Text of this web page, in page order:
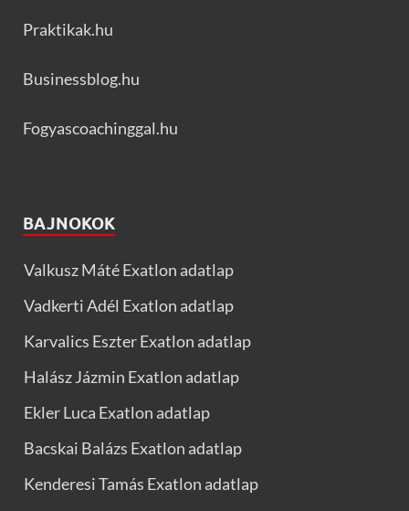
Praktikak.hu
Businessblog.hu
Fogyascoachinggal.hu
BAJNOKOK
Valkusz Máté Exatlon adatlap
Vadkerti Adél Exatlon adatlap
Karvalics Eszter Exatlon adatlap
Halász Jázmin Exatlon adatlap
Ekler Luca Exatlon adatlap
Bacskai Balázs Exatlon adatlap
Kenderesi Tamás Exatlon adatlap